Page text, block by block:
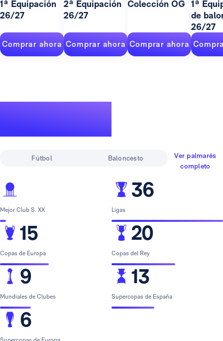
1ª Equipación
26/27
Comprar ahora
2ª Equipación
26/27
Comprar ahora
Colección OG
Comprar ahora
1ª
de
26/27
Fútbol Baloncesto
Ver palmarés
completo
Mejor Club S. XX
15
Copas de Europa
9
Mundiales de Clubes
6
36
Ligas
20
Copas del Rey
13
Supercopas de España